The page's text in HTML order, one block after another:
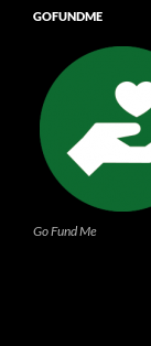
GOFUNDME
Go Fund Me